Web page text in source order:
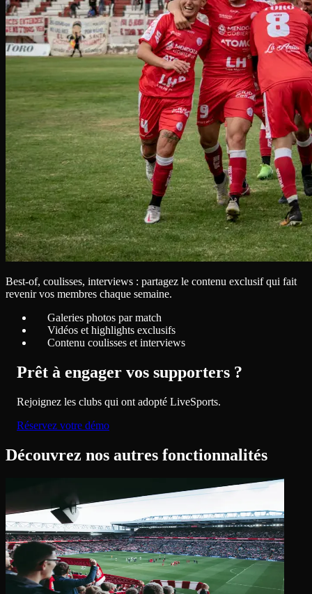
Best-of, coulisses, interviews : partagez le contenu exclusif qui fait
revenir vos membres chaque semaine.
Galeries photos par match
Vidéos et highlights exclusifs
Contenu coulisses et interviews
Prêt à engager vos supporters ?
Rejoignez les clubs qui ont adopté LiveSports.
Réservez votre démo
Découvrez nos autres fonctionnalités